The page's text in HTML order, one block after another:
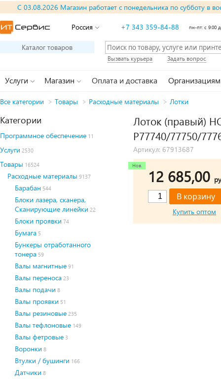
С 03.08.2026 Магазин работает с понедельника по субботу в
Россия +7 343 359-84-88 пн-пт: с 9:00
Каталог товаров
Вызвать курьера Задать вопрос
Услуги Магазин Оплата и доставка Организациям
Все категории > Товары > Расходные материалы > Лотки
Категории
Программное обеспечение 11
Услуги 2530
Товары 16524
Расходные материалы 9137
Барабан 544
Блоки лазера, сканера,
Сканирующие линейки 22
Блоки проявки 74
Бумага 5
Бункеры отработанного
тонера 59
Валы магнитные 91
Валы переноса 23
Валы подачи 8
Валы проявки 51
Валы резиновые 235
Валы тефлоновые 149
Валы фетровые 3
Воронки 8
Втулки / бушинги 166
Датчики 8
Лоток (правый)
P77740/77750/
Артикул: 67913687
12 685,00
Купить оптом